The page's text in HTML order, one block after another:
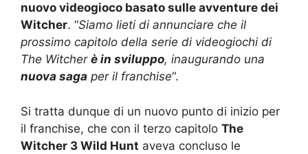
nuovo videogioco basato sulle avventure dei
Witcher. “Siamo lieti di annunciare che il
prossimo capitolo della serie di videogiochi di
The Witcher è in sviluppo, inaugurando una
nuova saga per il franchise“.
Si tratta dunque di un nuovo punto di inizio per
il franchise, che con il terzo capitolo The
Witcher 3 Wild Hunt aveva concluso le